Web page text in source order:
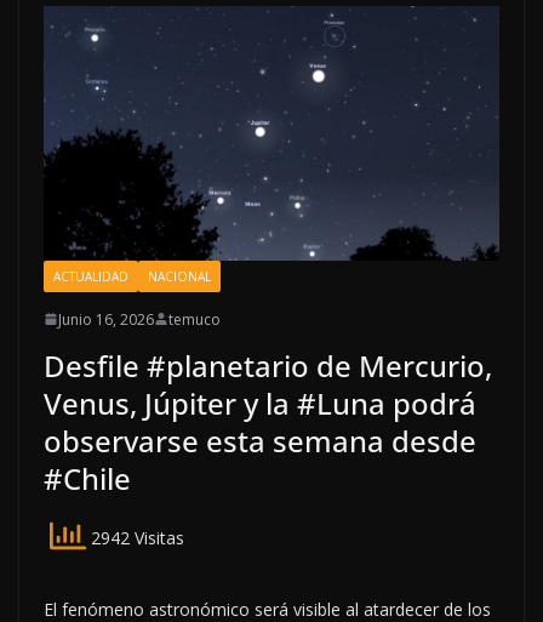
ACTUALIDAD NACIONAL
Junio 16, 2026 temuco
Desfile #planetario de Mercurio,
Venus, Júpiter y la #Luna podrá
observarse esta semana desde
#Chile
2942 Visitas
El fenómeno astronómico será visible al atardecer de los